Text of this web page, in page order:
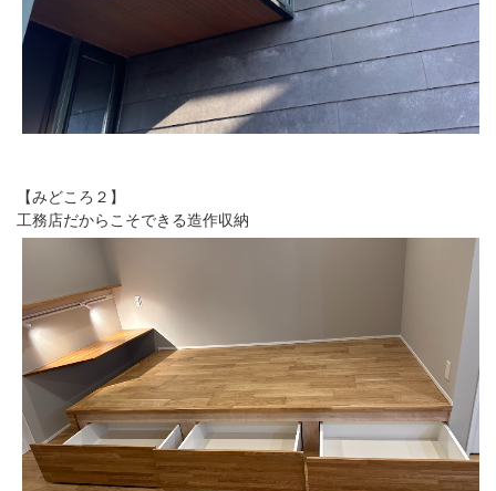
【みどころ２】
工務店だからこそできる造作収納